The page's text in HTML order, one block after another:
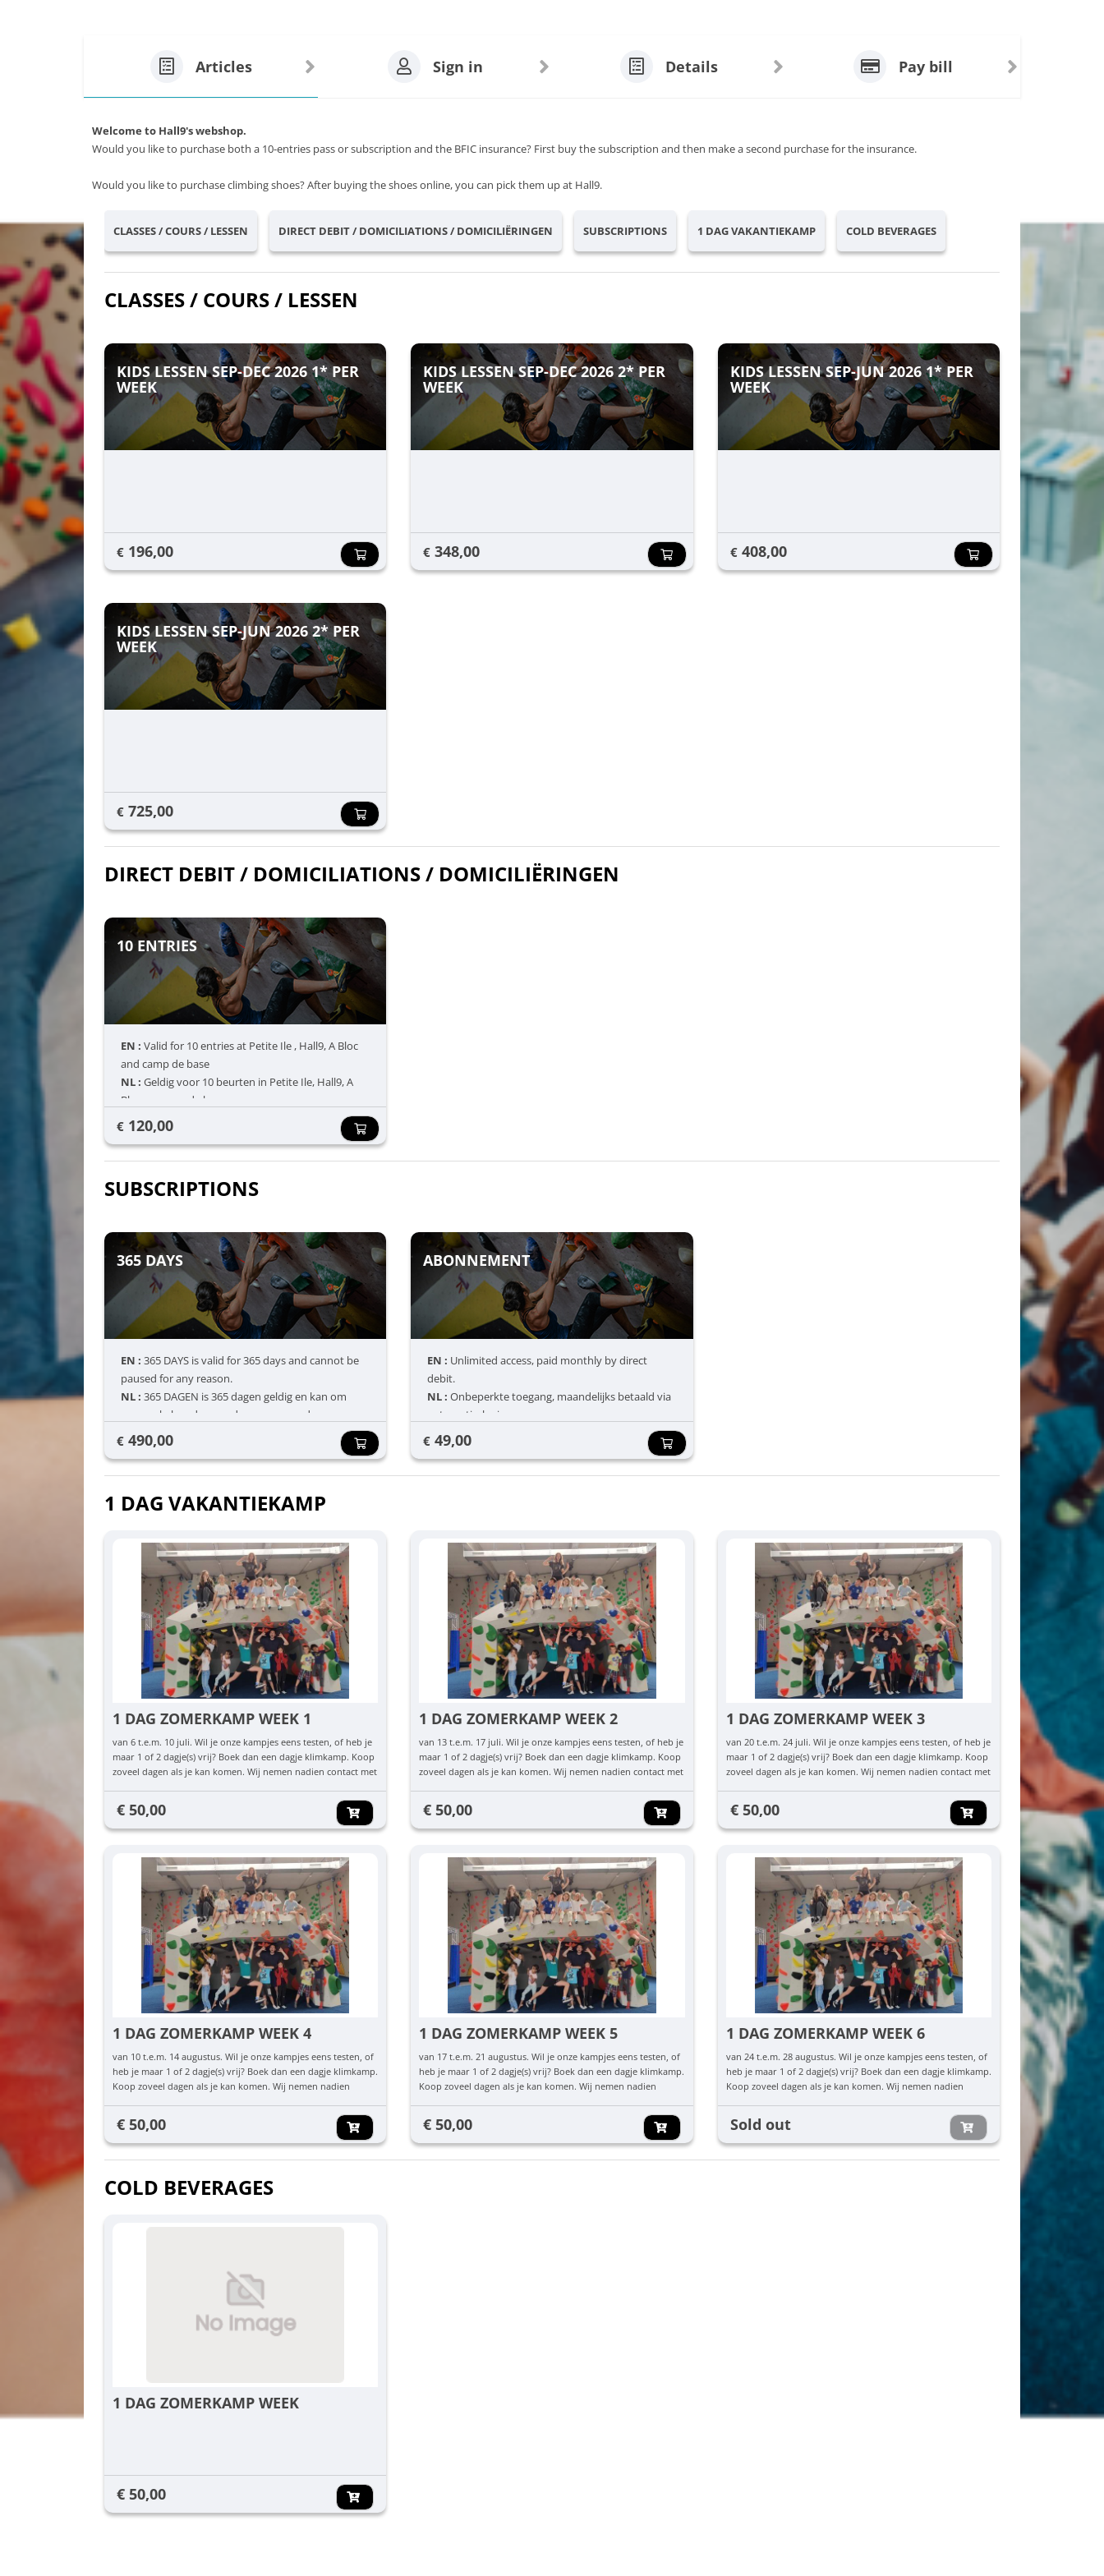
Articles Sign in Details Pay bill
Welcome to Hall9's webshop.
Would you like to purchase both a 10-entries pass or subscription and the BFIC insurance? First buy the subscription and then make a second purchase for the insurance.
Would you like to purchase climbing shoes? After buying the shoes online, you can pick them up at Hall9.
CLASSES / COURS / LESSEN DIRECT DEBIT / DOMICILIATIONS / DOMICILIËRINGEN SUBSCRIPTIONS 1 DAG VAKANTIEKAMP COLD BEVERAGES
CLASSES / COURS / LESSEN
KIDS LESSEN SEP-DEC 2026 1* PER
WEEK
€ 196,00
KIDS LESSEN SEP-DEC 2026 2* PER
WEEK
€ 348,00
KIDS LESSEN SEP-JUN 2026 1* PER
WEEK
€ 408,00
KIDS LESSEN SEP-JUN 2026 2* PER
WEEK
€ 725,00
DIRECT DEBIT / DOMICILIATIONS / DOMICILIËRINGEN
10 ENTRIES
EN : Valid for 10 entries at Petite Ile , Hall9, A Bloc
and camp de base
NL : Geldig voor 10 beurten in Petite Ile, Hall9, A
Bloc en camp de base
FR :Valable pour 10 entrées chez Petite Ile, Hall9, A
Bloc et camp de base
€ 120,00
SUBSCRIPTIONS
365 DAYS
EN : 365 DAYS is valid for 365 days and cannot be
paused for any reason.
NL : 365 DAGEN is 365 dagen geldig en kan om
geen enkele reden worden gepauzeerd.
FR :365 JOURS est valable pendant 365 jours et ne
peut être interrompu pour quelque raison que ce
€ 490,00
ABONNEMENT
EN : Unlimited access, paid monthly by direct
debit.
NL : Onbeperkte toegang, maandelijks betaald via
automatische incasso.
FR :Accès illimité, payé mensuellement par
prélèvement automatique.
€ 49,00
1 DAG VAKANTIEKAMP
1 DAG ZOMERKAMP WEEK 1
van 6 t.e.m. 10 juli. Wil je onze kampjes eens testen, of heb je
maar 1 of 2 dagje(s) vrij? Boek dan een dagje klimkamp. Koop
zoveel dagen als je kan komen. Wij nemen nadien contact met
€ 50,00
1 DAG ZOMERKAMP WEEK 2
van 13 t.e.m. 17 juli. Wil je onze kampjes eens testen, of heb je
maar 1 of 2 dagje(s) vrij? Boek dan een dagje klimkamp. Koop
zoveel dagen als je kan komen. Wij nemen nadien contact met
€ 50,00
1 DAG ZOMERKAMP WEEK 3
van 20 t.e.m. 24 juli. Wil je onze kampjes eens testen, of heb je
maar 1 of 2 dagje(s) vrij? Boek dan een dagje klimkamp. Koop
zoveel dagen als je kan komen. Wij nemen nadien contact met
€ 50,00
1 DAG ZOMERKAMP WEEK 4
van 10 t.e.m. 14 augustus. Wil je onze kampjes eens testen, of
heb je maar 1 of 2 dagje(s) vrij? Boek dan een dagje klimkamp.
Koop zoveel dagen als je kan komen. Wij nemen nadien
€ 50,00
1 DAG ZOMERKAMP WEEK 5
van 17 t.e.m. 21 augustus. Wil je onze kampjes eens testen, of
heb je maar 1 of 2 dagje(s) vrij? Boek dan een dagje klimkamp.
Koop zoveel dagen als je kan komen. Wij nemen nadien
€ 50,00
1 DAG ZOMERKAMP WEEK 6
van 24 t.e.m. 28 augustus. Wil je onze kampjes eens testen, of
heb je maar 1 of 2 dagje(s) vrij? Boek dan een dagje klimkamp.
Koop zoveel dagen als je kan komen. Wij nemen nadien
Sold out
COLD BEVERAGES
1 DAG ZOMERKAMP WEEK
€ 50,00